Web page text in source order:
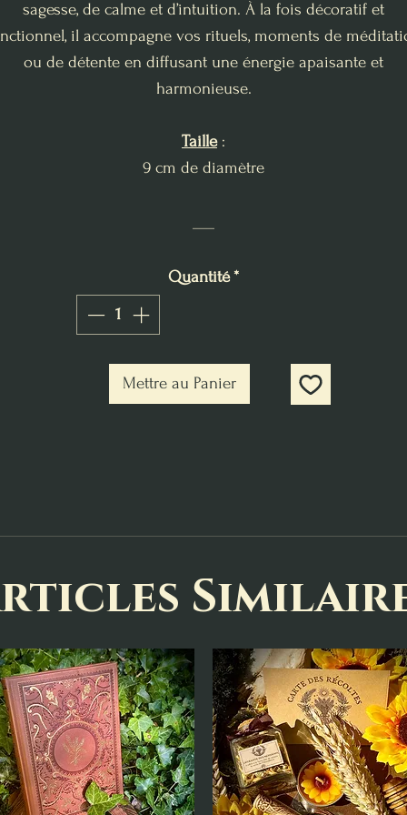
sagesse, de calme et d’intuition. À la fois décoratif et
il accompagne vos rituels, moments de
ou de détente en diffusant une énergie apaisante et
harmonieuse.
Taille:
9 cm de diamètre
Quantité*
Mettre au Panier